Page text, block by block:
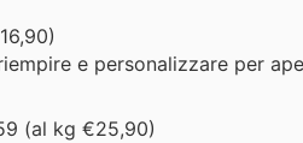
e personalizzare per
(al kg €25,90)